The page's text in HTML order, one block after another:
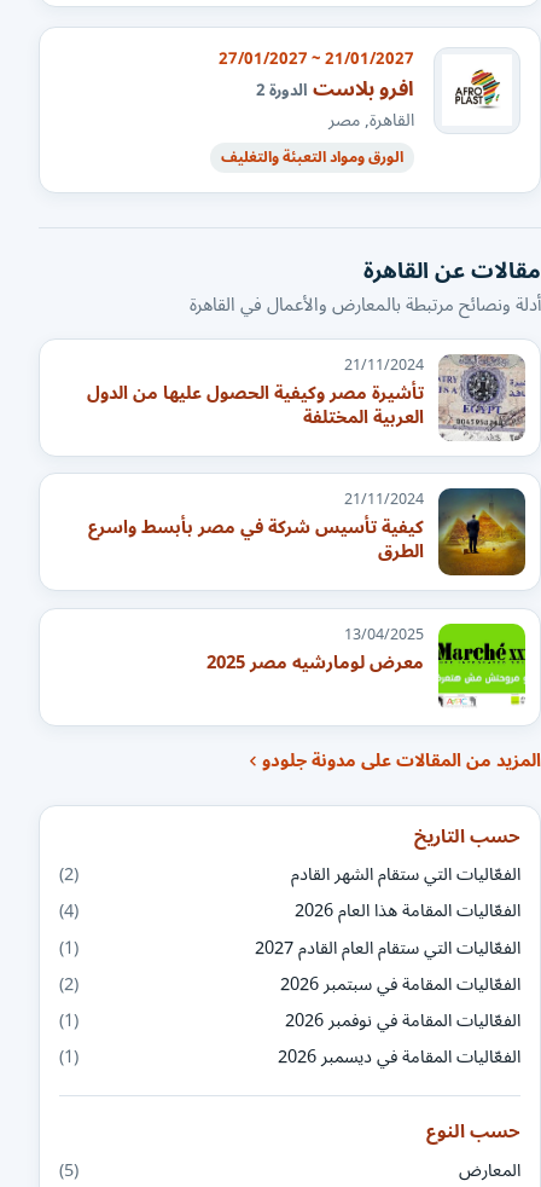
21/01/2027 ~ 27/01/2027
افرو بلاستالدورة 2
القاهرة, مصر
الورق ومواد التعبئة والتغليف
مقالات عن القاهرة
أدلة ونصائح مرتبطة بالمعارض والأعمال في القاهرة
21/11/2024
تأشيرة مصر وكيفية الحصول عليها من الدول
العربية المختلفة
21/11/2024
كيفية تأسيس شركة في مصر بأبسط واسرع
الطرق
13/04/2025
معرض لومارشيه مصر 2025
المزيد من المقالات على مدونة جلودو
حسب التاريخ
الفعّاليات التي ستقام الشهر القادم
(2)
الفعّاليات المقامة هذا العام 2026
(4)
الفعّاليات التي ستقام العام القادم 2027
(1)
الفعّاليات المقامة في سبتمبر 2026
(2)
الفعّاليات المقامة في نوفمبر 2026
(1)
الفعّاليات المقامة في ديسمبر 2026
(1)
حسب النوع
المعارض (5)